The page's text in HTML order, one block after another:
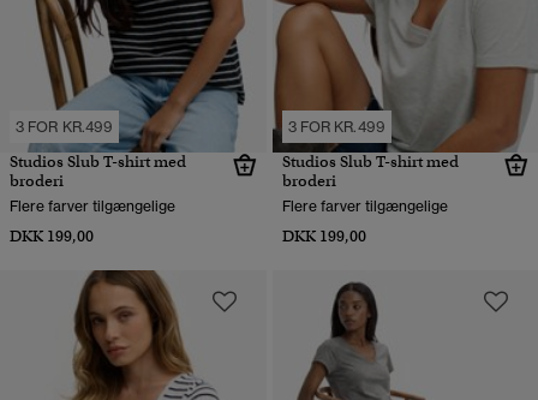
3 FOR KR.499
Studios Slub T-shirt med
broderi
Flere farver tilgængelige
DKK 199,00
3 FOR KR.499
Studios Slub T-shirt med
broderi
Flere farver tilgængelige
DKK 199,00